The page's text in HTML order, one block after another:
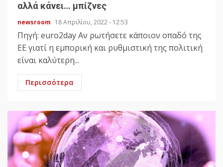
αλλά κάνει… μπίζνες
newsroom 18 Απριλίου, 2022 - 12:53
Πηγή: euro2day Αν ρωτήσετε κάποιον οπαδό της
ΕΕ γιατί η εμπορική και ρυθμιστική της πολιτική
είναι καλύτερη...
Περισσότερα